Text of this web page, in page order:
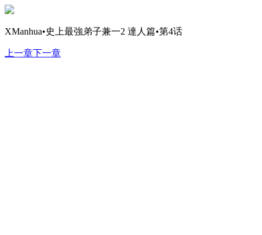
XManhua•史上最強弟子兼一2 達人篇•第4话
上一章下一章